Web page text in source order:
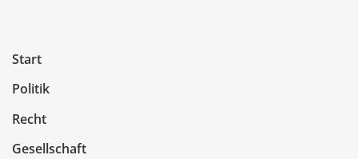
Start
Politik
Recht
Gesellschaft